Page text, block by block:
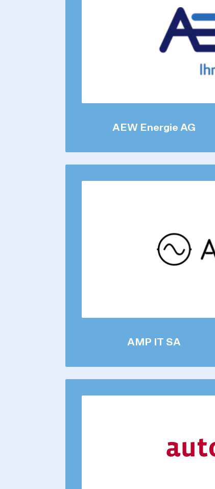
AEW Energie AG
AMP IT SA